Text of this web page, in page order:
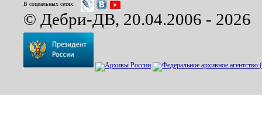
В социальных сетях:
© Дебри-ДВ, 20.04.2006 - 2026